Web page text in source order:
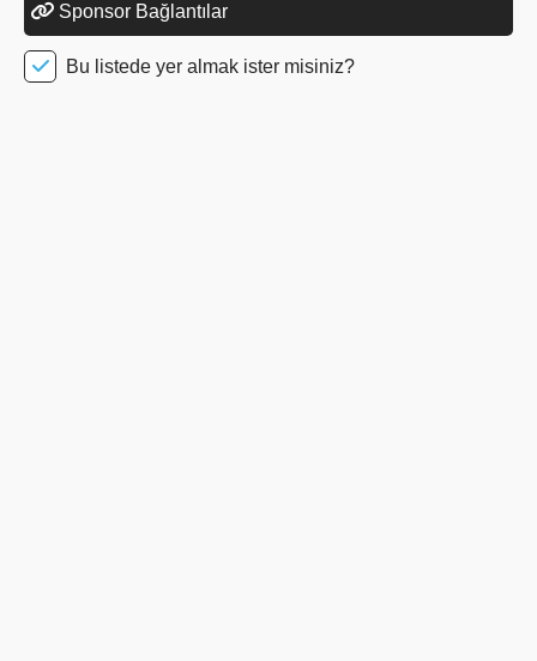
Sponsor Bağlantılar
Bu listede yer almak ister misiniz?